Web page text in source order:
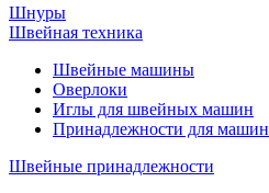
Шнуры
Швейная техника
Швейные машины
Оверлоки
Иглы для швейных машин
Принадлежности для машин
Швейные принадлежности